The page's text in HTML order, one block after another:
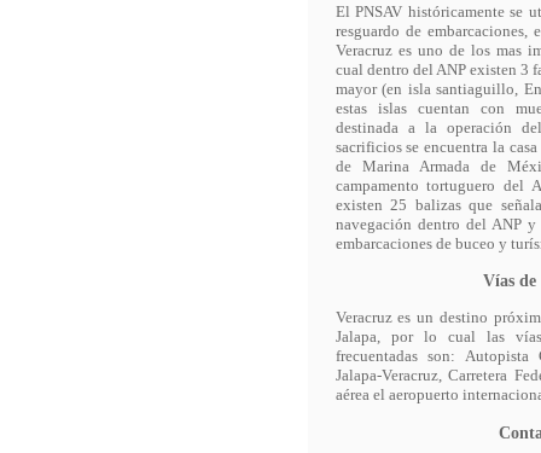
El PNSAV históricamente se
resguardo de
Veracruz es uno de los mas
cual dentro del ANP existen 3
mayor (en isla santiaguillo,
estas islas cuentan con
destinada a la operación
sacrificios se encuentra la
de Marina Armada de
campamento tortuguero del
existen 25 balizas que
navegación dentro del ANP
embarcaciones de buceo y
Vías de
Veracruz es un destino
Jalapa, por lo cual las
frecuentadas son: Autopista
Jalapa-Veracruz, Carretera
aérea el aeropuerto